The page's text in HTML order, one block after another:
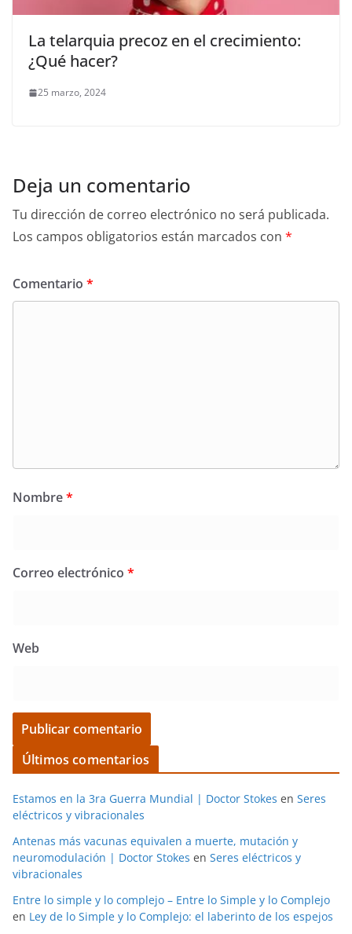
La telarquia precoz en el crecimiento:
¿Qué hacer?
25 marzo, 2024
Deja un comentario
Tu dirección de correo electrónico no será publicada.
Los campos obligatorios están marcados con *
Comentario *
Nombre*
Correo electrónico *
Web
Últimos comentarios
Estamos en la 3ra Guerra Mundial | Doctor Stokes en Seres
eléctricos y vibracionales
Antenas más vacunas equivalen a muerte, mutación y
neuromodulación | Doctor Stokes en Seres eléctricos y
vibracionales
Entre lo simple y lo complejo – Entre lo Simple y lo Complejo
en Ley de lo Simple y lo Complejo: el laberinto de los espejos